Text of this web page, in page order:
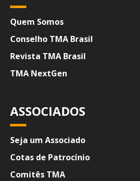
Quem Somos
Conselho TMA Brasil
Revista TMA Brasil
TMA NextGen
ASSOCIADOS
Seja um Associado
Cotas de Patrocínio
Comitês TMA